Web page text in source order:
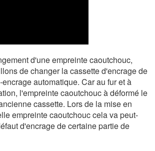
d'une empreinte caoutchouc,
de changer la cassette d'encrage de
automatique. Car au fur et à
l'empreinte caoutchouc à déformé le
cassette. Lors de la mise en
empreinte caoutchouc cela va peut-
d'encrage de certaine partie de